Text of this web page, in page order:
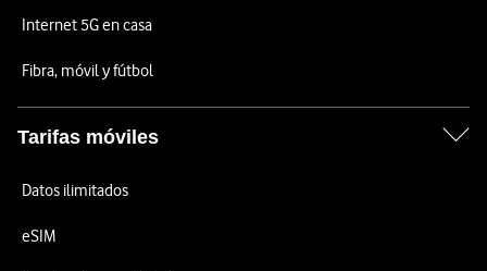
Internet 5G en casa
Fibra, móvil y fútbol
Tarifas móviles
Datos ilimitados
eSIM